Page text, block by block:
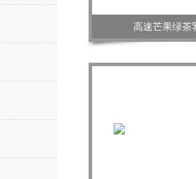
高速芒果绿茶